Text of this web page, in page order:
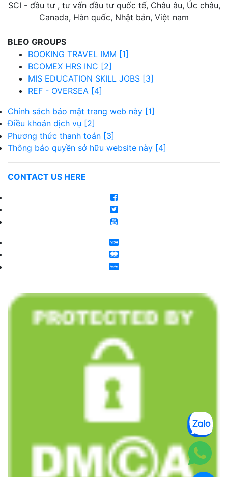
SCI - đầu tư , tư vấn đầu tư quốc tế, Châu âu, Úc châu,
Canada, Hàn quốc, Nhật bản, Việt nam
BLEO GROUPS
BOOKING TRAVEL IMM [1]
BCOMEX HRS INC [2]
MIS EDUCATION SKILL JOBS [3]
REF - OVERSEA [4]
Chính sách bảo mật trang web này [1]
Điều khoản dịch vụ [2]
Phương thức thanh toán [3]
Thông báo quyền sở hữu website này [4]
CONTACT US HERE